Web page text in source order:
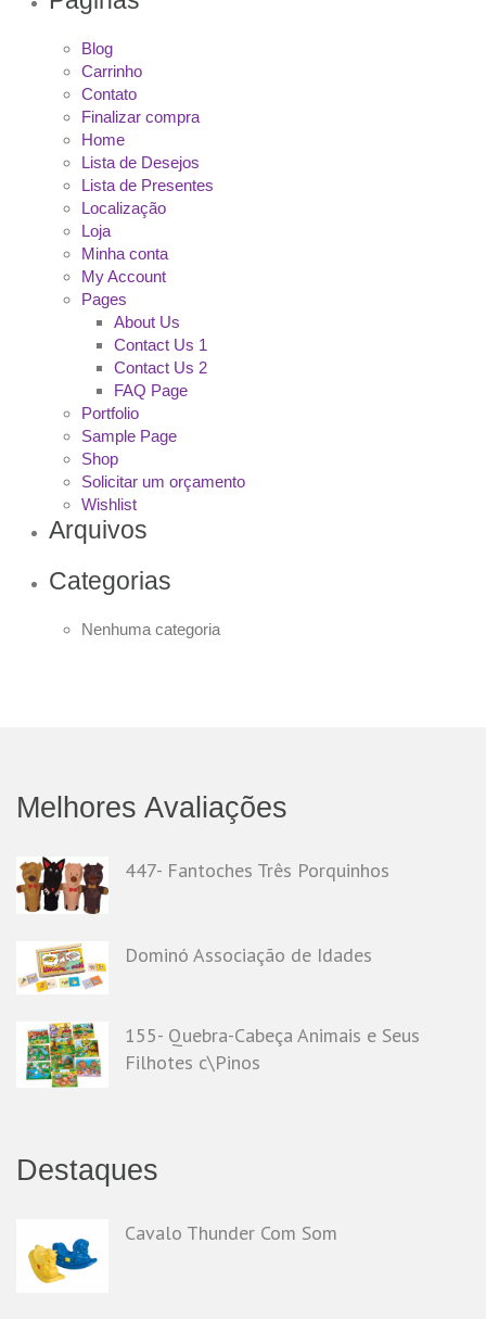
Blog
Carrinho
Contato
Finalizar compra
Home
Lista de Desejos
Lista de Presentes
Localização
Loja
Minha conta
My Account
Pages
About Us
Contact Us 1
Contact Us 2
FAQ Page
Portfolio
Sample Page
Shop
Solicitar um orçamento
Wishlist
Arquivos
Categorias
Nenhuma categoria
Melhores Avaliações
447- Fantoches Três Porquinhos
Dominó Associação de Idades
155- Quebra-Cabeça Animais e Seus
Filhotes c\Pinos
Destaques
Cavalo Thunder Com Som